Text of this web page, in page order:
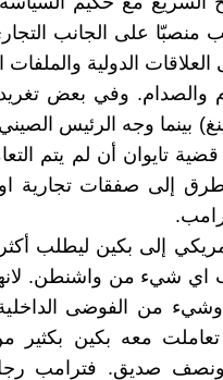
على الجانب
الدولية
والصدام. وفي بعض
بوينغ) بينما وجه
تايوان أن لم يتم
إلى صفقات تجارية
إلى بكين ليطلب
اي شيء من واشنطن.
وشيء من الفوضى
معه بكين بكثير
صديق. فترامب رجل